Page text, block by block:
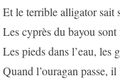
Et le terrible alligator sait
Les cyprès du bayou
Les pieds dans l’eau, les
Quand l’ouragan passe,